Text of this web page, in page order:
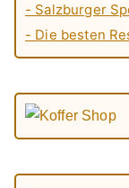
- Salzburger
- Die besten